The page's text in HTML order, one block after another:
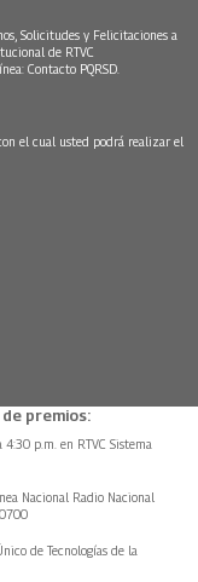
Solicitudes y Felicitaciones a
de RTVC
Contacto PQRSD.
el cual usted podrá realizar el
premios:
p.m. en RTVC Sistema
Nacional Radio Nacional
de Tecnologías de la